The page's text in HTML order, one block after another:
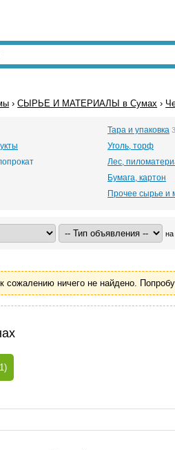
›СЫРЬЕ И МАТЕРИАЛЫ в Сумах ›
Тара и упаковка 3
Уголь, торф
Лес,
Бумага, картон
Прочее сырье и
на
сожалению ничего не найдено.